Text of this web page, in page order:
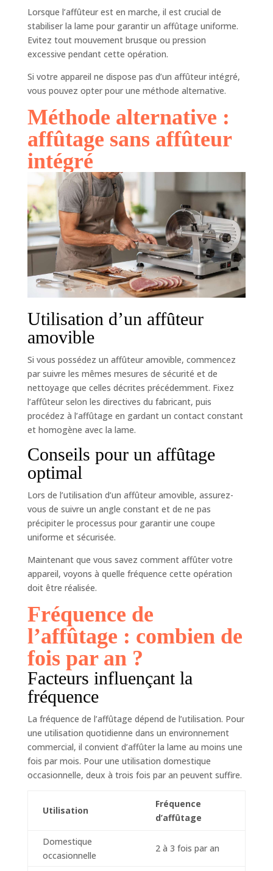
Lorsque l’affûteur est en marche, il est crucial de
stabiliser la lame pour garantir un affûtage uniforme.
Evitez tout mouvement brusque ou pression
excessive pendant cette opération.
Si votre appareil ne dispose pas d’un affûteur intégré,
vous pouvez opter pour une méthode alternative.
Méthode alternative :
affûtage sans affûteur
intégré
Utilisation d’un affûteur
amovible
Si vous possédez un affûteur amovible, commencez
par suivre les mêmes mesures de sécurité et de
nettoyage que celles décrites précédemment. Fixez
l’affûteur selon les directives du fabricant, puis
procédez à l’affûtage en gardant un contact constant
et homogène avec la lame.
Conseils pour un affûtage
optimal
Lors de l’utilisation d’un affûteur amovible, assurez-
vous de suivre un angle constant et de ne pas
précipiter le processus pour garantir une coupe
uniforme et sécurisée.
Maintenant que vous savez comment affûter votre
appareil, voyons à quelle fréquence cette opération
doit être réalisée.
Fréquence de
l’affûtage : combien de
fois par an ?
Facteurs influençant la
fréquence
La fréquence de l’affûtage dépend de l’utilisation. Pour
une utilisation quotidienne dans un environnement
commercial, il convient d’affûter la lame au moins une
fois par mois. Pour une utilisation domestique
occasionnelle, deux à trois fois par an peuvent suffire.
Utilisation
Fréquence
d’affûtage
Domestique
occasionnelle
2 à 3 fois par an